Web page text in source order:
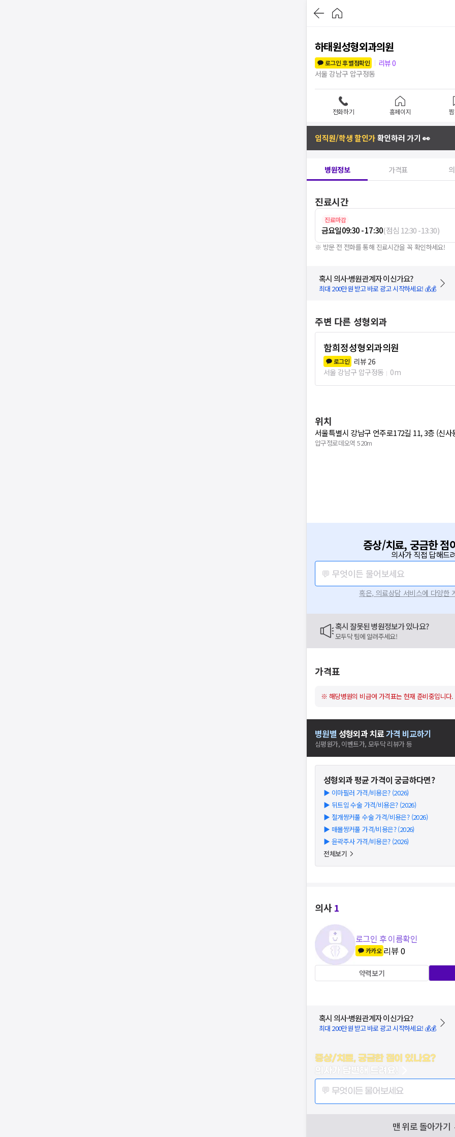
하태원성형외과의원
로그인 후 별점확인
리뷰0
서울 강남구 압구정동
전화하기 홈페이지
임직원/학생 할인가확인하러 가기 👀
병원정보 가격표
진료시간
진료마감
금요일09:30 - 17:30(점심 12:30-13:30)
※ 방문 전 전화를 통해 진료시간을 꼭 확인하세요!
혹시 의사·병원관계자 이신가요?
최대 200만원 받고 바로 광고 시작하세요! 💰💰
주변 다른 성형외과
함희정성형외과의원
로그인 리뷰 26
서울 강남구 압구정동
0m
위치
서울특별시 강남구 언주로172길 11, 3층 (신사
압구정로데오역 520m
증상/치료, 궁금한 점
의사가 직접 답해드
💬 무엇이든 물어보세요
혹은, 의료상담 서비스에 다양한
혹시 잘못된 병원정보가 있나요?
모두닥 팀에 알려주세요!
가격표
※ 해당병원의 비급여 가격표는 현재 준비중입니다.
병원별 성형외과치료가격 비교하기
심평원가, 이벤트가, 모두닥 리뷰가 등
성형외과평균 가격이 궁금하다면?
▶ 이마필러 가격/비용은? (2026)
▶ 뒤트임 수술 가격/비용은? (2026)
▶ 절개쌍커풀 수술 가격/비용은? (2026)
▶ 매몰쌍커풀 가격/비용은? (2026)
▶ 윤곽주사 가격/비용은? (2026)
전체보기
의사1
로그인 후 이름확인
카카오 리뷰0
약력보기
혹시 의사·병원관계자 이신가요?
최대 200만원 받고 바로 광고 시작하세요! 💰💰
증상/치료, 궁금한 점이 있나요?
의사가 답변해 드려요!
💬 무엇이든 물어보세요
맨 위로 돌아가기